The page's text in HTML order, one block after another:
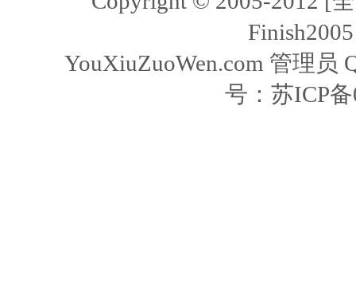
YouXiuZuoWen.com 管理员
号： 苏ICP